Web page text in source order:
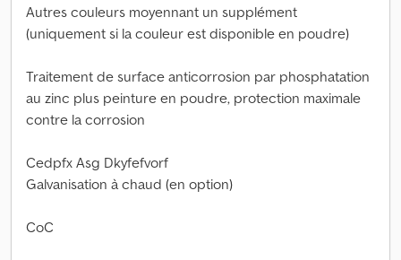
Autres couleurs moyennant un supplément
(uniquement si la couleur est disponible en poudre)
Traitement de surface anticorrosion par phosphatation
au zinc plus peinture en poudre, protection maximale
contre la corrosion
Cedpfx Asg Dkyfefvorf
Galvanisation à chaud (en option)
CoC